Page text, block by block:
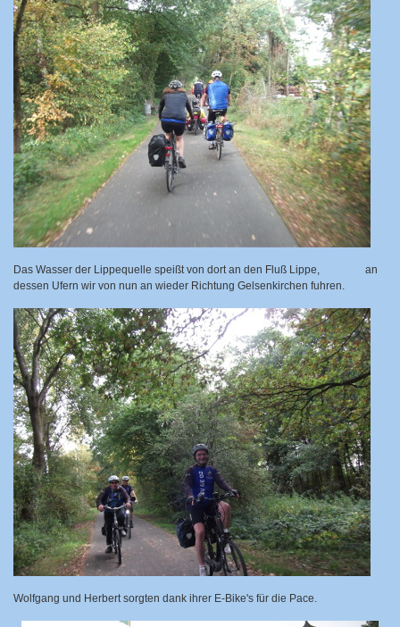
Das Wasser der Lippequelle speißt von dort an den Fluß Lippe, an
dessen Ufern wir von nun an wieder Richtung Gelsenkirchen fuhren.
Wolfgang und Herbertsorgten dank ihrer E-Bike's für die Pace.